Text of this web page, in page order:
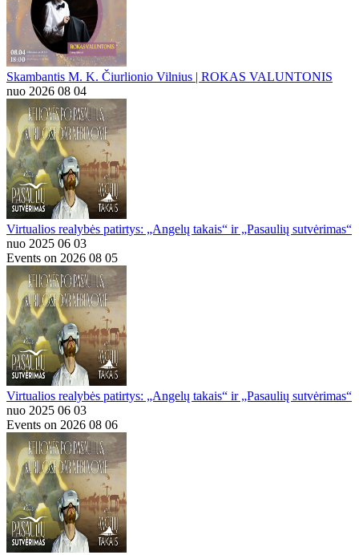
Skambantis M. K. Čiurlionio Vilnius | ROKAS VALUNTONIS
nuo 2026 08 04
Virtualios realybės patirtys: „Angelų takais“ ir „Pasaulių sutvėrimas“
nuo 2025 06 03
Events on 2026 08 05
Virtualios realybės patirtys: „Angelų takais“ ir „Pasaulių sutvėrimas“
nuo 2025 06 03
Events on 2026 08 06